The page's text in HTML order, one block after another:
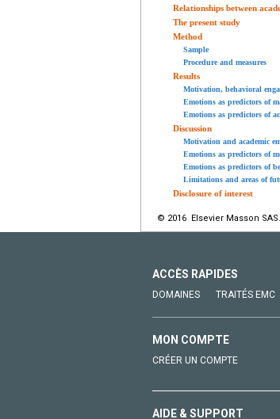
Relationships between
The present study
Method
Sample
Procedure and measures
Results
Motivation, behavioral
Emotions as predictors of
Emotions as predictors of
Discussion
Motivation and academic
Emotions as predictors of
Emotions as predictors of
Limitations and areas of
Disclosure of interest
© 2016 Elsevier Masson
ACCÈS RAPIDES
DOMAINES TRAITÉS EMC
MON COMPTE
CRÉER UN COMPTE
AIDE & SUPPORT